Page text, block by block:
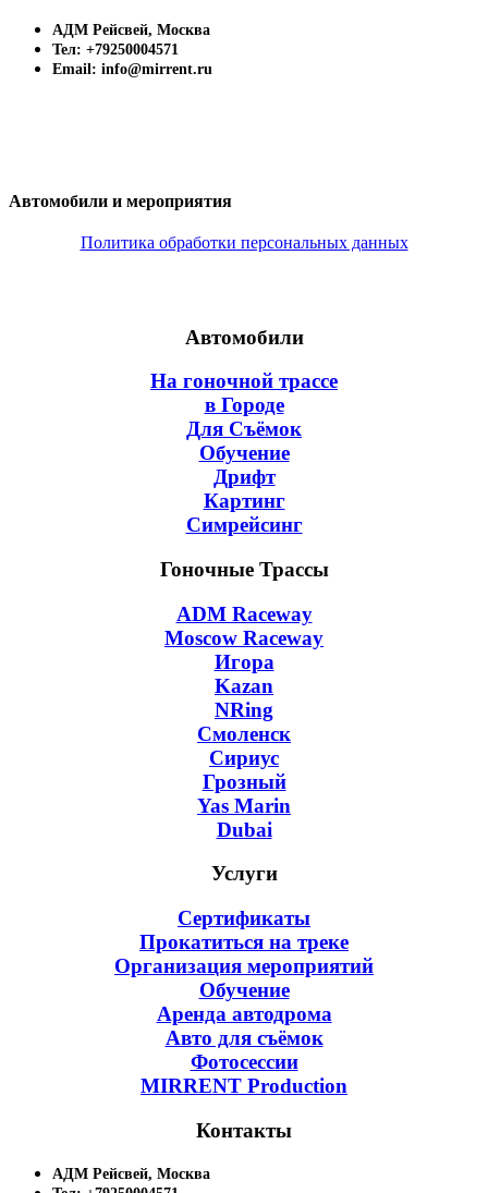
АДМ Рейсвей, Москва
Тел: +79250004571
Email: info@mirrent.ru
Автомобили и мероприятия
Политика обработки персональных данных
Автомобили
На гоночной трассе
в Городе
Для Съёмок
Обучение
Дрифт
Картинг
Симрейсинг
Гоночные Трассы
ADM Raceway
Moscow Raceway
Игора
Kazan
NRing
Смоленск
Сириус
Грозный
Yas Marin
Dubai
Услуги
Сертификаты
Прокатиться на треке
Организация мероприятий
Обучение
Аренда автодрома
Авто для съёмок
Фотосессии
MIRRENT Production
Контакты
АДМ Рейсвей, Москва